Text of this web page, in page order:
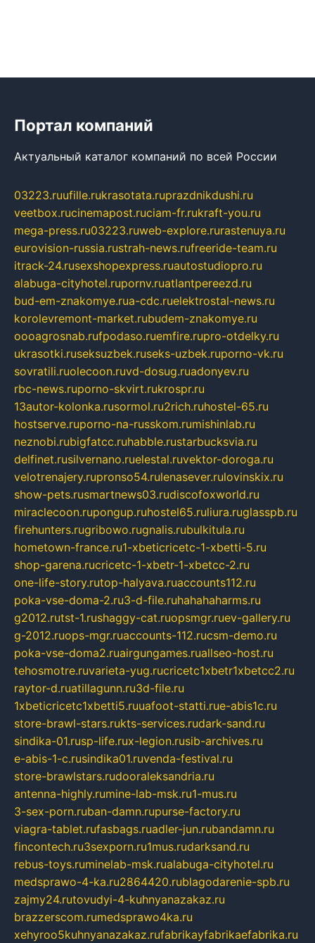
Портал компаний
Актуальный каталог компаний по всей России
03223.ruufille.rukrasotata.ruprazdnikdushi.ru
veetbox.rucinemapost.ruciam-fr.rukraft-you.ru
mega-press.ru03223.ruweb-explore.rurastenuya.ru
eurovision-russia.rustrah-news.rufreeride-team.ru
itrack-24.rusexshopexpress.ruautostudiopro.ru
alabuga-cityhotel.rupornv.ruatlantpereezd.ru
bud-em-znakomye.rua-cdc.ruelektrostal-news.ru
korolevremont-market.rubudem-znakomye.ru
oooagrosnab.rufpodaso.ruemfire.rupro-otdelky.ru
ukrasotki.ruseksuzbek.ruseks-uzbek.ruporno-vk.ru
sovratili.ruolecoon.ruvd-dosug.ruadonyev.ru
rbc-news.ruporno-skvirt.rukrospr.ru
13autor-kolonka.rusormol.ru2rich.ruhostel-65.ru
hostserve.ruporno-na-russkom.rumishinlab.ru
neznobi.rubigfatcc.ruhabble.rustarbucksvia.ru
delfinet.rusilvernano.ruelestal.ruvektor-doroga.ru
velotrenajery.rupronso54.rulenasever.rulovinskix.ru
show-pets.rusmartnews03.rudiscofoxworld.ru
miraclecoon.rupongup.ruhostel65.ruliura.ruglasspb.ru
firehunters.rugribowo.rugnalis.rubulkitula.ru
hometown-france.ru1-xbeticricetc-1-xbetti-5.ru
shop-garena.rucricetc-1-xbetr-1-xbetcc-2.ru
one-life-story.rutop-halyava.ruaccounts112.ru
poka-vse-doma-2.ru3-d-file.ruhahahaharms.ru
g2012.rutst-1.rushaggy-cat.ruopsmgr.ruev-gallery.ru
g-2012.ruops-mgr.ruaccounts-112.rucsm-demo.ru
poka-vse-doma2.ruairgungames.ruallseo-host.ru
tehosmotre.ruvarieta-yug.rucricetc1xbetr1xbetcc2.ru
raytor-d.ruatillagunn.ru3d-file.ru
1xbeticricetc1xbetti5.ruuafoot-statti.rue-abis1c.ru
store-brawl-stars.rukts-services.rudark-sand.ru
sindika-01.rusp-life.rux-legion.rusib-archives.ru
e-abis-1-c.rusindika01.ruvenda-festival.ru
store-brawlstars.rudooraleksandria.ru
antenna-highly.rumine-lab-msk.ru1-mus.ru
3-sex-porn.ruban-damn.rupurse-factory.ru
viagra-tablet.rufasbags.ruadler-jun.rubandamn.ru
fincontech.ru3sexporn.ru1mus.rudarksand.ru
rebus-toys.ruminelab-msk.rualabuga-cityhotel.ru
medsprawo-4-ka.ru2864420.rublagodarenie-spb.ru
zajmy24.rutovudyi-4-kuhnyanazakaz.ru
brazzerscom.rumedsprawo4ka.ru
xehyroo5kuhnyanazakaz.rufabrikayfabrikaefabrika.ru